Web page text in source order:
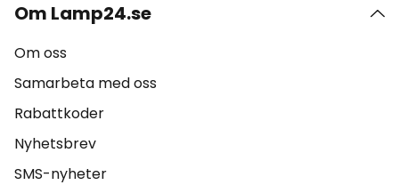
Om Lamp24.se
Om oss
Samarbeta med oss
Rabattkoder
Nyhetsbrev
SMS-nyheter